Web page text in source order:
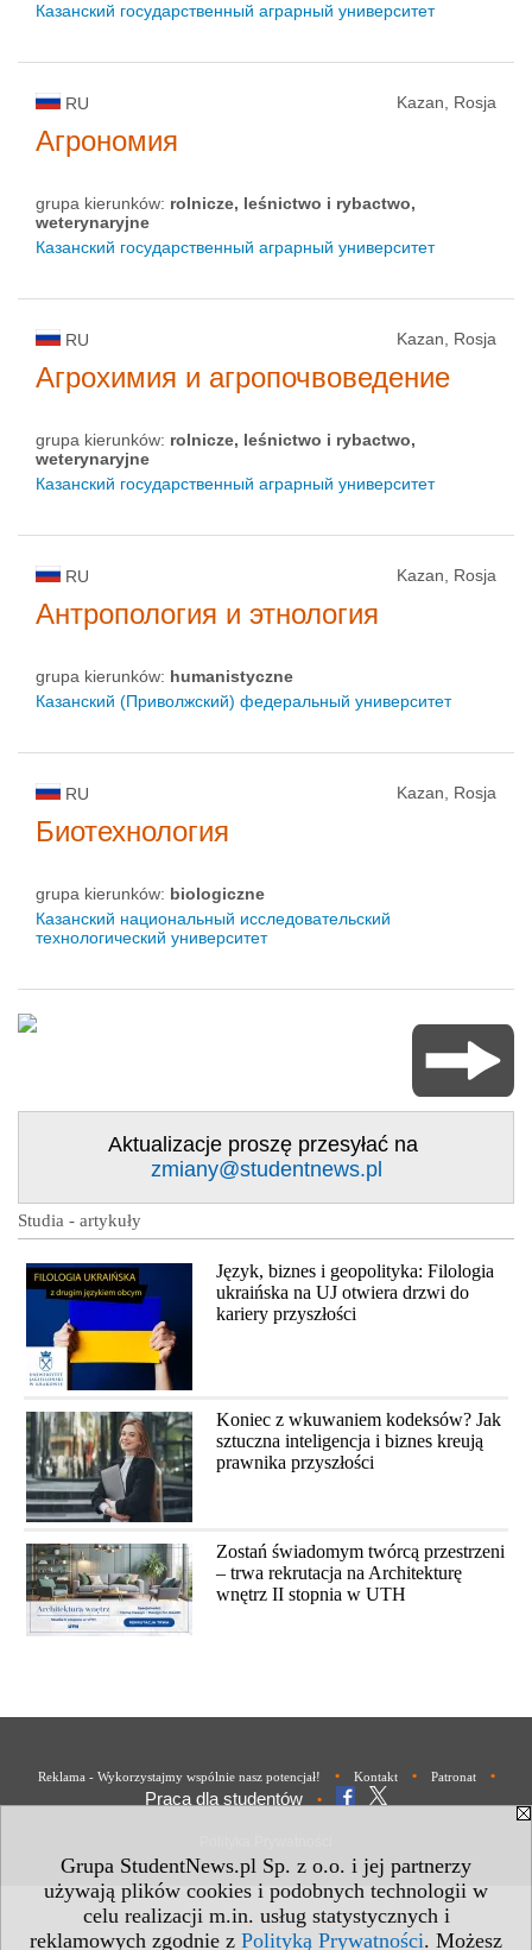
Grupa StudentNews.pl Sp. z o.o. i jej partnerzy
używają plików cookies i podobnych technologii w
celu realizacji m.in. usług statystycznych i
reklamowych zgodnie z Polityką Prywatności. Możesz
Казанский государственный аграрный университет
RU Kazan, Rosja
Агрономия
grupa kierunków: rolnicze, leśnictwo i rybactwo,
weterynaryjne
Казанский государственный аграрный университет
RU Kazan, Rosja
Агрохимия и агропочвоведение
grupa kierunków: rolnicze, leśnictwo i rybactwo,
weterynaryjne
Казанский государственный аграрный университет
RU Kazan, Rosja
Антропология и этнология
grupa kierunków: humanistyczne
Казанский (Приволжский) федеральный университет
RU Kazan, Rosja
Биотехнология
grupa kierunków: biologiczne
Казанский национальный исследовательский
технологический университет
Aktualizacje proszę przesyłać na
zmiany@studentnews.pl
Studia - artykuły
Język, biznes i geopolityka: Filologia
ukraińska na UJ otwiera drzwi do
kariery przyszłości
Koniec z wkuwaniem kodeksów? Jak
sztuczna inteligencja i biznes kreują
prawnika przyszłości
Zostań świadomym twórcą przestrzeni
– trwa rekrutacja na Architekturę
wnętrz II stopnia w UTH
Reklama - Wykorzystajmy wspólnie nasz potencjał! • Kontakt • Patronat •
Praca dla studentów •